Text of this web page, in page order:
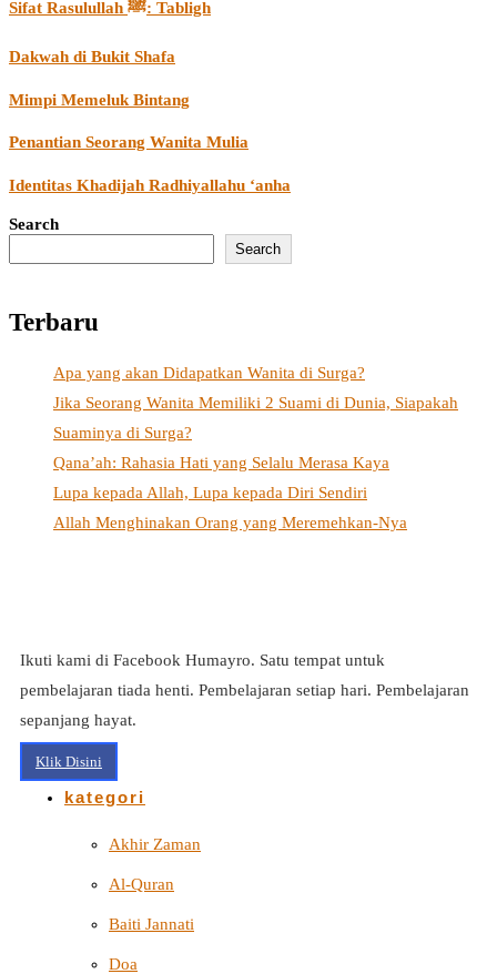
Sifat Rasulullah ﷺ: Tabligh
Dakwah di Bukit Shafa
Mimpi Memeluk Bintang
Penantian Seorang Wanita Mulia
Identitas Khadijah Radhiyallahu ‘anha
Search
Search
Terbaru
Apa yang akan Didapatkan Wanita di Surga?
Jika Seorang Wanita Memiliki 2 Suami di Dunia, Siapakah
Suaminya di Surga?
Qana’ah: Rahasia Hati yang Selalu Merasa Kaya
Lupa kepada Allah, Lupa kepada Diri Sendiri
Allah Menghinakan Orang yang Meremehkan-Nya
Ikuti kami di Facebook Humayro. Satu tempat untuk
pembelajaran tiada henti. Pembelajaran setiap hari. Pembelajaran
sepanjang hayat.
Klik Disini
kategori
Akhir Zaman
Al-Quran
Baiti Jannati
Doa